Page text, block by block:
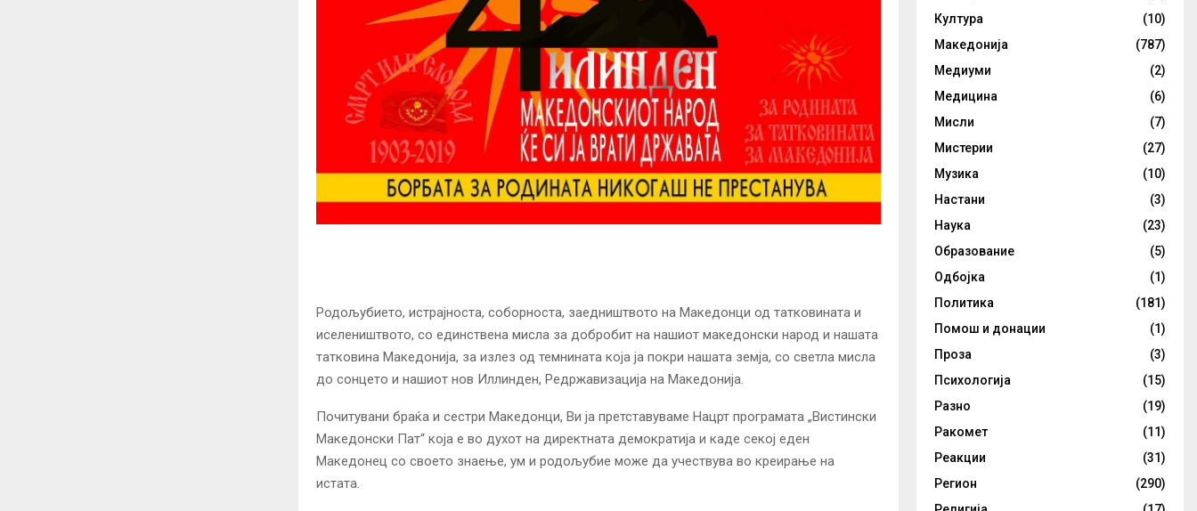
Родољубието, истрајноста, соборноста, заедништвото на Македонци од татковината и
иселеништвото, со единствена мисла за добробит на нашиот македонски народ и нашата
татковина Македонија, за излез од темнината која ја покри нашата земја, со светла мисла
до сонцето и нашиот нов Иллинден, Редржавизација на Македонија.
Почитувани браќа и сестри Македонци, Ви ја претставуваме Нацрт програмата „Вистински
Македонски Пат“ која е во духот на директната демократија и каде секој еден
Македонец со своето знаење, ум и родољубие може да учествува во креирање на
истата.
Култура
(10)
Македонија
(787)
Медиуми
(2)
Медицина
(6)
Мисли
(7)
Мистерии
(27)
Музика
(10)
Настани
(3)
Наука
(23)
Образование
(5)
Одбојка
(1)
Политика
(181)
Помош и донации
(1)
Проза
(3)
Психологија
(15)
Разно
(19)
Ракомет
(11)
Реакции
(31)
Регион
(290)